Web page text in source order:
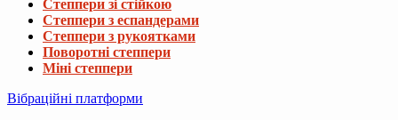
Степпери зі стійкою
Степпери з еспандерами
Степпери з рукоятками
Поворотні степпери
Міні степпери
Вібраційні платформи